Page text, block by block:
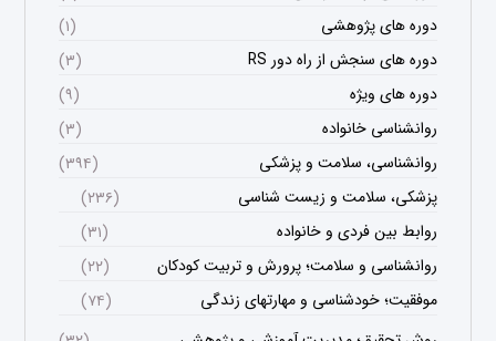
دوره های پژوهشی
(۱)
دوره های سنجش از راه دور RS
(۳)
دوره های ویژه
(۹)
روانشناسی خانواده
(۳)
روانشناسی، سلامت و پزشکی
(۳۹۴)
پزشکی، سلامت و زیست شناسی
(۲۳۶)
روابط بین فردی و خانواده
(۳۱)
روانشناسی و سلامت؛ پرورش و تربیت کودکان
(۲۲)
موفقیت؛ خودشناسی و مهارتهای زندگی
(۷۴)